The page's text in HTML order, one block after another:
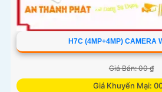
H7C (4MP+4MP) CAMERA
Giá Bán: 00 ₫
Giá Khuyến Mại: